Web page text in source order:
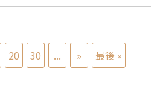
20 30 ... » 最後 »